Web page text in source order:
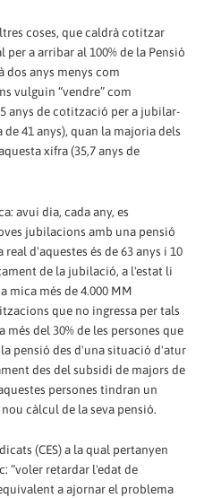
coses, que caldrà cotitzar
per a arribar al 100% de la Pensió
anys menys com
vulguin “vendre” com
anys de cotització per a jubilar-
de 41 anys), quan la majoria dels
xifra (35,7 anys de
avui dia, cada any, es
jubilacions amb una pensió
d'aquestes és de 63 anys i 10
de la jubilació, a l'estat li
mica més de 4.000 MM
que no ingressa per tals
del 30% de les persones que
pensió des d'una situació d'atur
des del subsidi de majors de
persones tindran un
càlcul de la seva pensió.
(CES) a la qual pertanyen
“voler retardar l'edat de
a ajornar el problema